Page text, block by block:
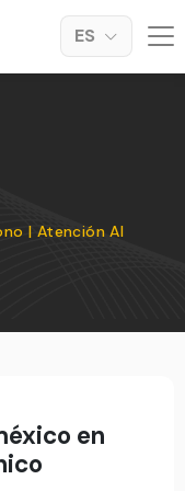
ES
| Atención Al
en